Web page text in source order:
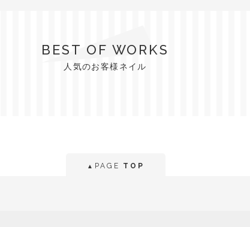
BEST OF WORKS
人気のお客様ネイル
▲ PAGE TOP